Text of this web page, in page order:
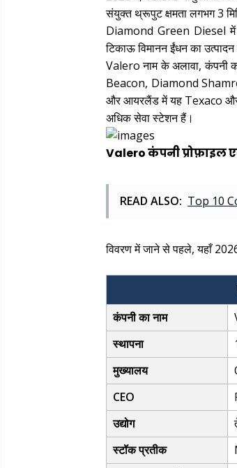
संयुक्त थ्रूपुट क्षमता लगभग 3
Diamond Green Diesel में
टिकाऊ विमानन ईंधन का
Valero नाम के अलावा, कंपनी
Beacon, Diamond
और आयरलैंड में यह Texaco और
अधिक सेवा स्टेशन हैं।
Valero कंपनी प्रोफ़ाइल
READ ALSO: Top 10
विवरण में जाने से पहले, यहाँ
कंपनी का नाम
स्थापना
मुख्यालय
CEO
उद्योग
स्टॉक प्रतीक